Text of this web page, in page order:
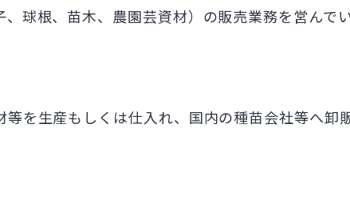
球根、苗木、農園芸資材）の販売業務を営んでい
を生産もしくは仕入れ、国内の種苗会社等へ卸